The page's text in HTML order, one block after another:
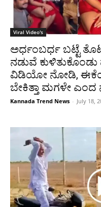
Viral Video's
ಅರ್ಧಂಬರ್ಧ ಬಟ್ಟೆ
ನಡುವೆ
ವಿಡಿಯೋ ನೋಡಿ,
ಬೇಕಿತ್ತಾ ಮಗಳೇ ಎಂದ
Kannada Trend News - July 18,